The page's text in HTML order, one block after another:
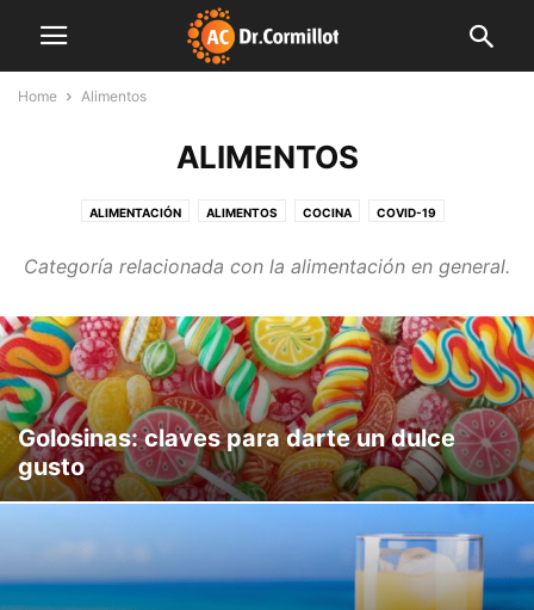
Home Alimentos
ALIMENTOS
ALIMENTACIÓN ALIMENTOS COCINA COVID-19
FARMACIA FINDE LIGHT FITNESS INDUSTRIA INNOVACIÓN
NOTAS DE INTERÉS NUTRICIÓN NUTROPEDIA PLAN SEMANAL
PREVENCIÓN PRODUCCIÓN SALUD SIN CATEGORÍA VIDEO
Categoría relacionada con la alimentación en general.
Golosinas: claves para darte un dulce
gusto